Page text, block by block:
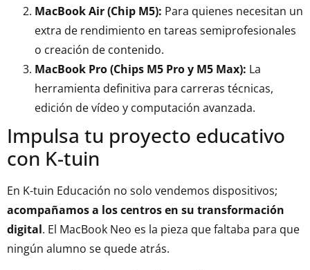
MacBook Air (Chip M5): Para quienes necesitan un
extra de rendimiento en tareas semiprofesionales
o creación de contenido.
MacBook Pro (Chips M5 Pro y M5 Max): La
herramienta definitiva para carreras técnicas,
edición de vídeo y computación avanzada.
Impulsa tu proyecto educativo
con K-tuin
En K-tuin Educación no solo vendemos dispositivos;
acompañamos a los centros en su transformación
digital. El MacBook Neo es la pieza que faltaba para que
ningún alumno se quede atrás.